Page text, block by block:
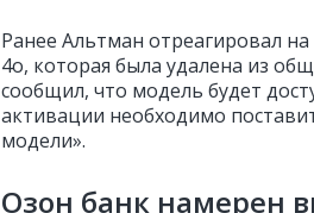
Ранее Альтман отреагировал
4o, которая была удалена из
сообщил, что модель будет
активации необходимо
модели».
Озон банк намерен